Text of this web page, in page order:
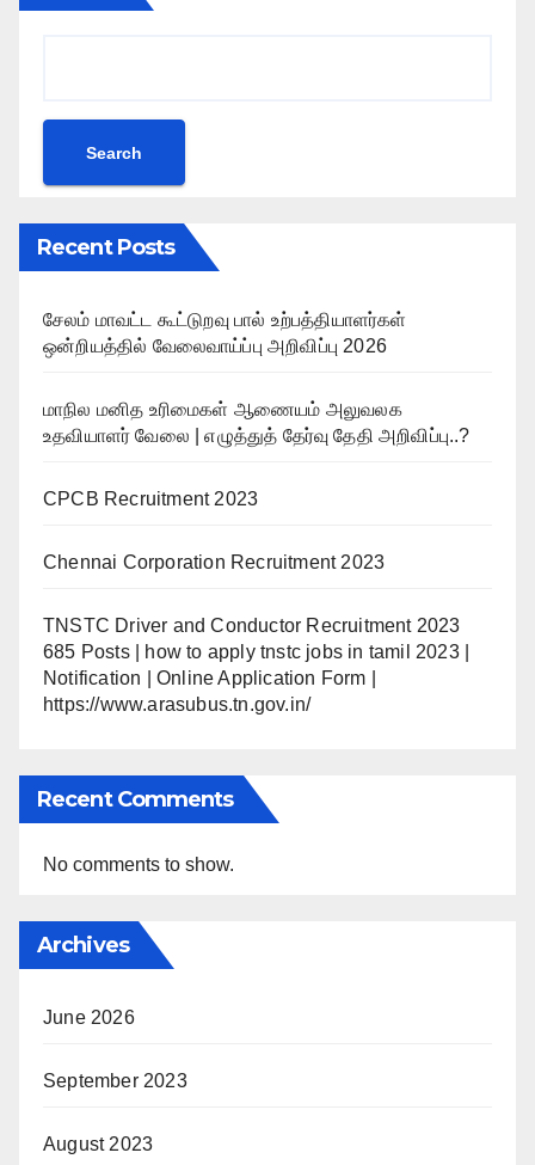
Search
Recent Posts
சேலம் மாவட்ட கூட்டுறவு பால் உற்பத்தியாளர்கள்
ஒன்றியத்தில் வேலைவாய்ப்பு அறிவிப்பு 2026
மாநில மனித உரிமைகள் ஆணையம் அலுவலக
உதவியாளர் வேலை | எழுத்துத் தேர்வு தேதி அறிவிப்பு..?
CPCB Recruitment 2023
Chennai Corporation Recruitment 2023
TNSTC Driver and Conductor Recruitment 2023
685 Posts | how to apply tnstc jobs in tamil 2023 |
Notification | Online Application Form |
https://www.arasubus.tn.gov.in/
Recent Comments
No comments to show.
Archives
June 2026
September 2023
August 2023